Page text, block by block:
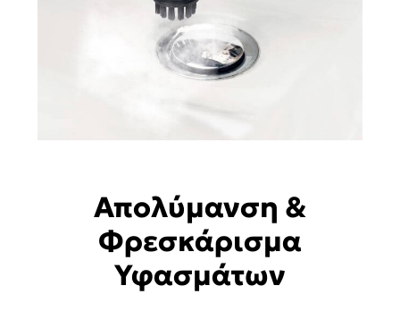
Απολύμανση &
Φρεσκάρισμα
Υφασμάτων